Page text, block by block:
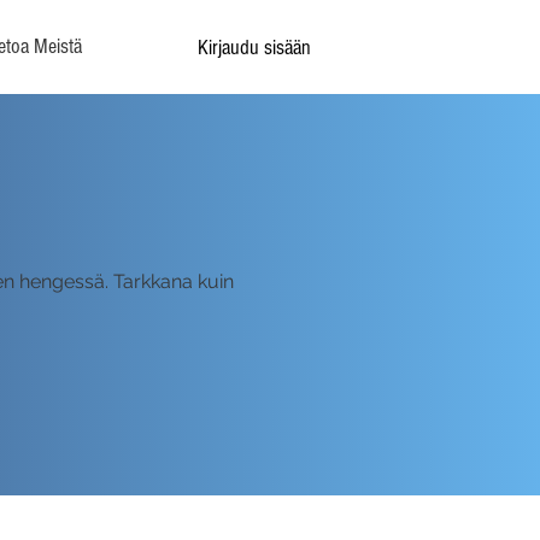
Meistä Kirjaudu sisään
hengessä. Tarkkana kuin